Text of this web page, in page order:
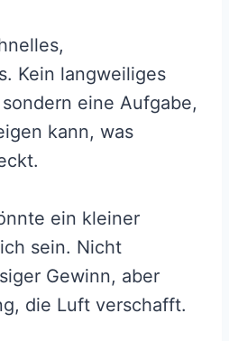
Kein langweiliges
eine Aufgabe,
kann, was
ein kleiner
sein. Nicht
Gewinn, aber
die Luft verschafft.